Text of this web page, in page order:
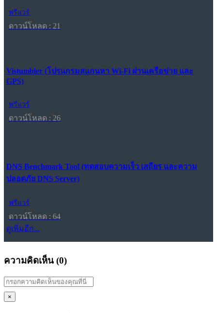
ฟรีแวร์
ดาวน์โหลด : 21
Vistumbler (โปรแกรมสแกนหา Wi-Fi ผ่านเครือข่าย และ
GPS)
ฟรีแวร์
ดาวน์โหลด : 26
DNS Benchmark Tool (ทดสอบความเร็ว เสถียร และความ
ปลอดภัย DNS Server)
ฟรีแวร์
ดาวน์โหลด : 64
ดูเพิ่มอีก...
ความคิดเห็น (0)
×